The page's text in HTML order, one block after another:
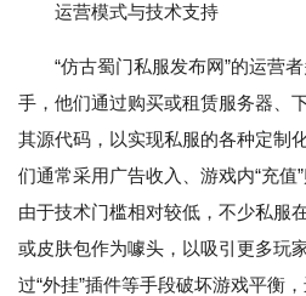
运营模式与技术支持
“仿古蜀门私服发布网”的运营
手，他们通过购买或租赁服务器、
其源代码，以实现私服的各种定制
们通常采用广告收入、游戏内“充值
由于技术门槛相对较低，不少私服
或皮肤包作为噱头，以吸引更多玩
过“外挂”插件等手段破坏游戏平衡